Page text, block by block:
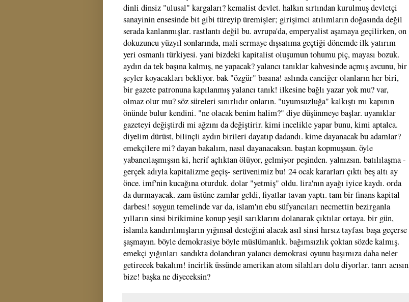
dinli dinsiz "ulusal" kargaları? kemalist devlet. halkın sırtından kurulmuş devletçi
sanayinin ensesinde bit gibi türeyip üremişler; girişimci atılımların doğasında değil
serada kanlanmışlar. rastlantı değil bu. avrupa'da, emperyalist aşamaya geçilirken, on
dokuzuncu yüzyıl sonlarında, mali sermaye dışsatıma geçtiği dönemde ilk yatırım
yeri osmanlı türkiyesi. yani bizdeki kapitalist oluşumun tohumu piç, mayası bozuk.
aydın da tek başına kalmış, ne yapacak? yalancı tanıklar kahvesinde açmış avcunu, bir
şeyler koyacakları bekliyor. bak "özgür" basına! aslında canciğer olanların her biri,
bir gazete patronuna kapılanmış yalancı tanık! ilkesine bağlı yazar yok mu? var,
olmaz olur mu? söz süreleri sınırlıdır onların. "uyumsuzluğa" kalkıştı mı kapının
önünde bulur kendini. "ne olacak benim halim?" diye düşünmeye başlar. uyanıklar
gazeteyi değiştirdi mi ağzını da değiştirir. kimi incelikle yapar bunu, kimi aptalca.
diyelim dürüst, bilinçli aydın birileri dayatıp dadandı. kime dayanacak bu adamlar?
emekçilere mi? dayan bakalım, nasıl dayanacaksın. baştan kopmuşsun. öyle
yabancılaşmışsın ki, herif açlıktan ölüyor, gelmiyor peşinden. yalnızsın. batılılaşma -
gerçek adıyla kapitalizme geçiş- serüvenimiz bu! 24 ocak kararları çıktı beş altı ay
önce. imf'nin kucağına oturduk. dolar "yetmiş" oldu. lira'nın ayağı iyice kaydı. orda
da durmayacak. zam üstüne zamlar geldi, fiyatlar tavan yaptı. tam bir finans kapital
darbesi! soygun temelinde var da, islam'ın ebu süfyancıları necmettin bezirganla
yılların sinsi birikimine konup yeşil sarıklarını dolanarak çıktılar ortaya. bir gün,
islamla kandırılmışların yığınsal desteğini alacak asıl sinsi hırsız tayfası başa geçerse
şaşmayın. böyle demokrasiye böyle müslümanlık. bağımsızlık çoktan sözde kalmış.
emekçi yığınları sandıkta dolandıran yalancı demokrasi oyunu başımıza daha neler
getirecek bakalım! incirlik üssünde amerikan atom silahları dolu diyorlar. tanrı acısın
bize! başka ne diyeceksin?